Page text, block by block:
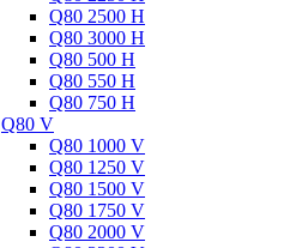
Q80 2500 H
Q80 3000 H
Q80 500 H
Q80 550 H
Q80 750 H
Q80 V
Q80 1000 V
Q80 1250 V
Q80 1500 V
Q80 1750 V
Q80 2000 V